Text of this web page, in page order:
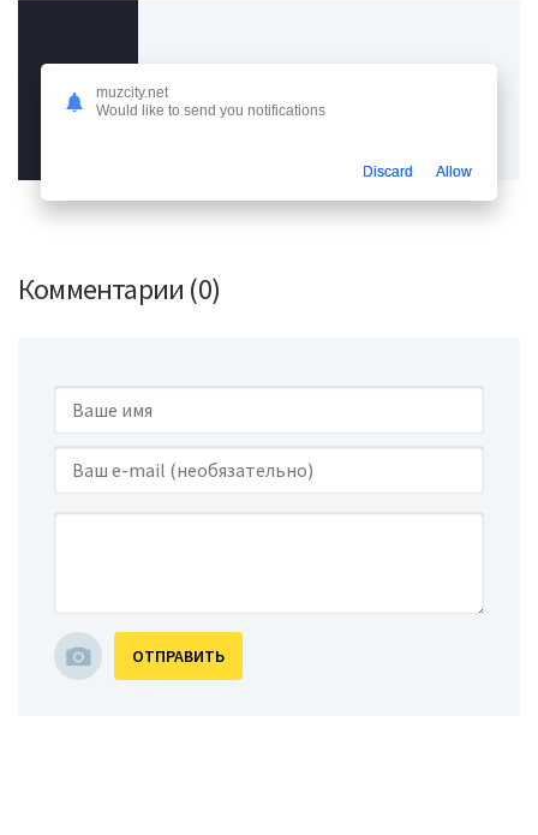
Узбекские и казахские песни, 09.02.24
Комментарии (0)
ОТПРАВИТЬ
muzcity.net
Would like to send you notifications
Discard Allow